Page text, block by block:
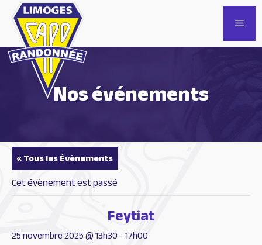
Aller
contenu
Nos événements
« Tous les Évènements
Cet évènement est passé
Feytiat
25 novembre 2025 @ 13h30-17h00